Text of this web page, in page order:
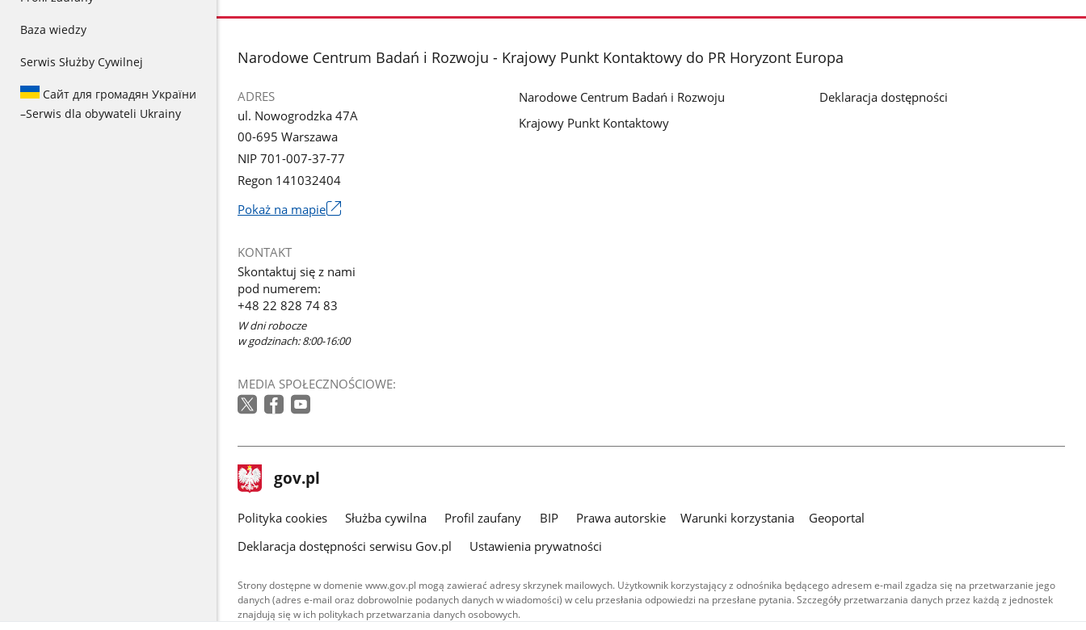
Baza wiedzy
Serwis Służby Cywilnej
Сайт для громадян України
–Serwis dla obywateli Ukrainy
stopka
Narodowe Centrum Badań i Rozwoju - Krajowy Punkt Kontaktowy do PR Horyzont Europa
ADRES
ul. Nowogrodzka 47A
00-695 Warszawa
NIP 701-007-37-77
Regon 141032404
Pokaż na mapie
się
w
nowym
oknie
KONTAKT
Skontaktuj się z nami
pod numerem:
+48 22 828 74 83
W dni robocze
w godzinach: 8:00-16:00
MEDIA SPOŁECZNOŚCIOWE:
Narodowe Centrum Badań i Rozwoju
Krajowy Punkt Kontaktowy
Deklaracja dostępności
stopka
gov.pl Strona
gov.pl
gov.pl
Polityka cookies Służba cywilna Profil zaufany BIP Prawa autorskie Warunki korzystania
Geoportal
Deklaracja dostępności serwisu Gov.pl
Ustawienia prywatności
Strony dostępne w domenie www.gov.pl mogą zawierać adresy skrzynek mailowych. Użytkownik korzystający z odnośnika będącego adresem e-mail zgadza się na przetwarzanie jego
danych (adres e-mail oraz dobrowolnie podanych danych w wiadomości) w celu przesłania odpowiedzi na przesłane pytania. Szczegóły przetwarzania danych przez każdą z jednostek
znajdują się w ich politykach przetwarzania danych osobowych.